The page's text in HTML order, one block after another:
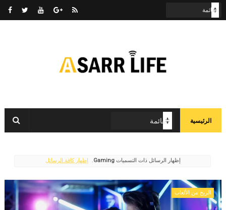
الرئيسية
‏إظهار الرسائل ذات التسميات Gaming
. إظهار كافة الرسائل
الربح من الألعاب